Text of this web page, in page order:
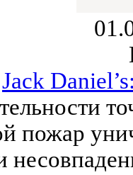
Jack
пожар